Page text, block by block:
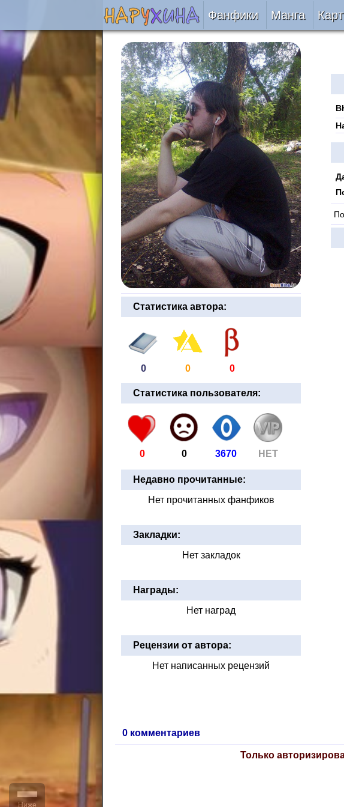
Фанфики
Читать
Сборники
Подобрать
Рецензии
На проверке
Отправить
Манга
Статистика автора:
0 0 0
Статистика пользователя:
0 0 3670 НЕТ
Недавно прочитанные:
Нет прочитанных фанфиков
Закладки:
Нет закладок
Награды:
Нет наград
Рецензии от автора:
Нет написанных рецензий
0 комментариев
Только
Ниже